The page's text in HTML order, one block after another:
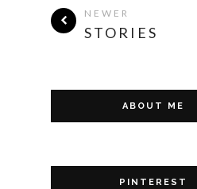
NEWER
STORIES
ABOUT ME
PINTEREST